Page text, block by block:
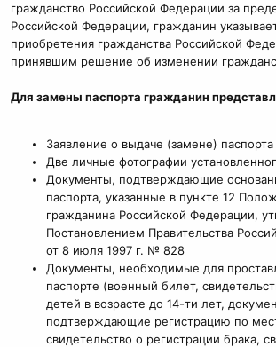
гражданство Российской Федерации за
Российской Федерации, гражданин
приобретения гражданства Российской
принявшим решение об изменении
Для замены паспорта гражданин
Заявление о выдаче (замене) паспорта
Две личные фотографии
Документы, подтверждающие
паспорта, указанные в пункте 12
гражданина Российской Федерации,
Постановлением Правительства
от 8 июля 1997 г. № 828
Документы, необходимые для
паспорте (военный билет,
детей в возрасте до 14-ти лет,
подтверждающие регистрацию по
свидетельство о регистрации брака,